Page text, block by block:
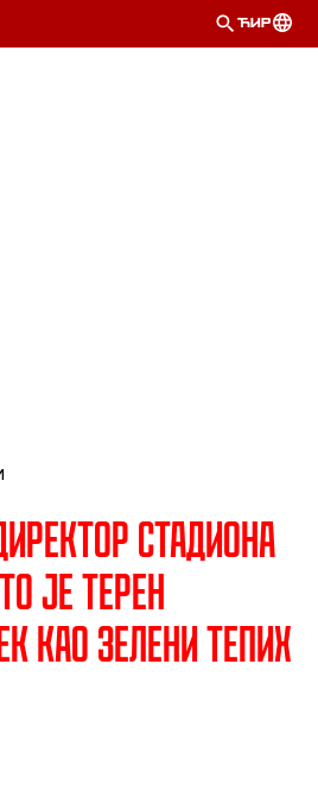
ЋИР
стадиона
је терен
као зелени тепих